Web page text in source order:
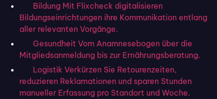
Bildung Mit Flixcheck digitalisieren
Bildungseinrichtungen ihre Kommunikation entlang
aller relevanten Vorgänge.
Gesundheit Vom Anamnesebogen über die
Mitgliedsanmeldung bis zur Ernährungsberatung.
Logistik Verkürzen Sie Retourenzeiten,
reduzieren Reklamationen und sparen Stunden
manueller Erfassung pro Standort und Woche.
Kommunikation
CRM Light
Omnichannel
Automation
Vorlagen
Sicherheitsstandards
Versicherung
Logistik
Immobilien
Versorger
Handwerk
Gesundheit